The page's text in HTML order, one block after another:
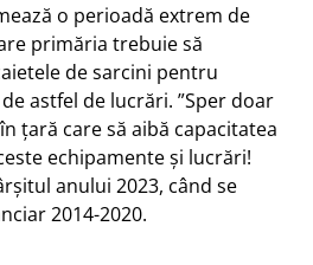
o perioadă extrem de
primăria trebuie să
de sarcini pentru
astfel de lucrări. ”Sper doar
țară care să aibă capacitatea
echipamente și lucrări!
anului 2023, când se
2014-2020.